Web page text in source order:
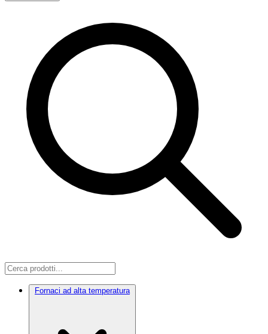
Fornaci ad alta temperatura